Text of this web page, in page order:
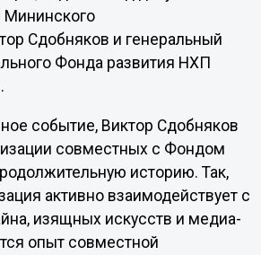
Мининского
Сдобняков и генеральный
Фонда развития НХП
событие, Виктор Сдобняков
совместных с Фондом
историю. Так,
активно взаимодействует с
изящных искусств и медиа-
опыт совместной